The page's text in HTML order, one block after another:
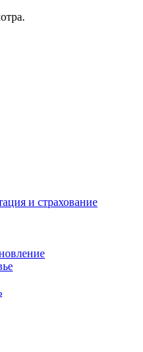
и страхование